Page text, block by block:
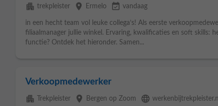
apartment trekpleister place Ermelo event_available vandaag
in een hecht team vol leuke collega’s! Als eerste
filiaalmanager jullie winkel. Ervaring, kwalificaties en soft skills:
functie? Ontdek het hieronder. Samen...
Verkoopmedewerker
apartment Trekpleister place Bergen op Zoom language werkenbijtrekpleister.nl